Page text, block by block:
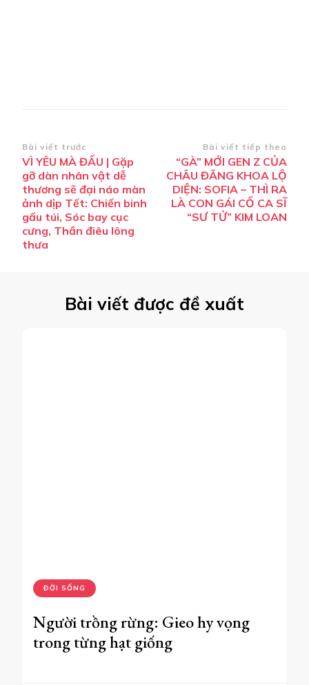
Điều
hướng
bài
viết
Bài viết trước
VÌ YÊU MÀ ĐẤU | Gặp
gỡ dàn nhân vật dễ
thương sẽ đại náo màn
ảnh dịp Tết: Chiến binh
gấu túi, Sóc bay cục
cưng, Thần điêu lông
thưa
Bài viết tiếp theo
“GÀ” MỚI GEN Z CỦA
CHÂU ĐĂNG KHOA LỘ
DIỆN: SOFIA – THÌ RA
LÀ CON GÁI CỐ CA SĨ
“SƯ TỬ” KIM LOAN
Bài viết được đề xuất
ĐỜI SỐNG
Người trồng rừng: Gieo hy vọng
trong từng hạt giống